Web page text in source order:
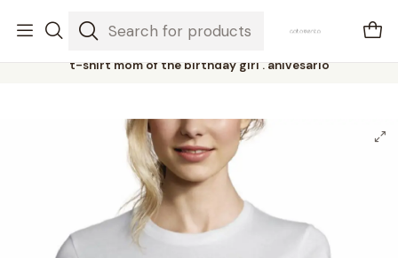
t-shirt mom of the birthday girl . anivesário